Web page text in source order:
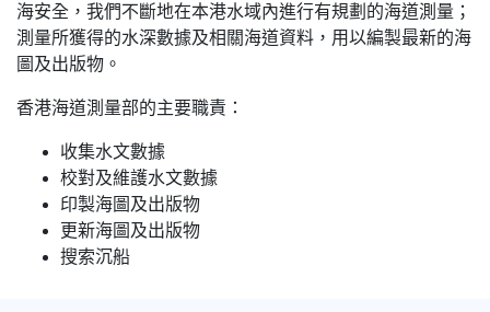
海安全，我們不斷地在本港水域內進行有規劃的海道測量；
測量所獲得的水深數據及相關海道資料，用以編製最新的海
圖及出版物。
香港海道測量部的主要職責：
收集水文數據
校對及維護水文數據
印製海圖及出版物
更新海圖及出版物
搜索沉船